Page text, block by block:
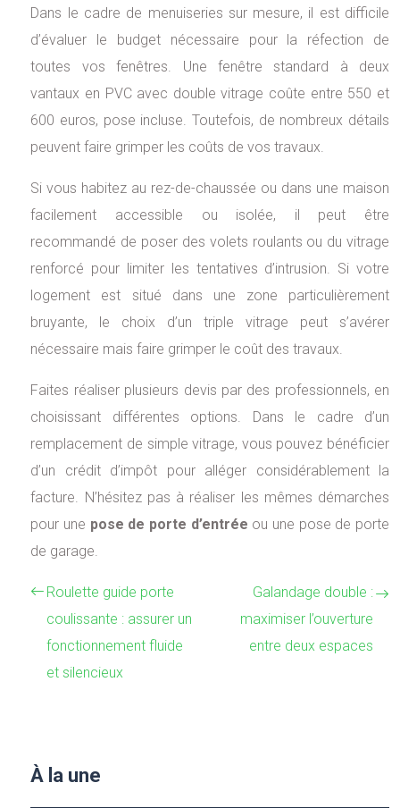
Dans le cadre de menuiseries sur mesure, il est difficile
d’évaluer le budget nécessaire pour la réfection de
toutes vos fenêtres. Une fenêtre standard à deux
vantaux en PVC avec double vitrage coûte entre 550 et
600 euros, pose incluse. Toutefois, de nombreux détails
peuvent faire grimper les coûts de vos travaux.
Si vous habitez au rez-de-chaussée ou dans une maison
facilement accessible ou isolée, il peut être
recommandé de poser des volets roulants ou du vitrage
renforcé pour limiter les tentatives d’intrusion. Si votre
logement est situé dans une zone particulièrement
bruyante, le choix d’un triple vitrage peut s’avérer
nécessaire mais faire grimper le coût des travaux.
Faites réaliser plusieurs devis par des professionnels, en
choisissant différentes options. Dans le cadre d’un
remplacement de simple vitrage, vous pouvez bénéficier
d’un crédit d’impôt pour alléger considérablement la
facture. N’hésitez pas à réaliser les mêmes démarches
pour une pose de porte d’entrée ou une pose de porte
de garage.
Roulette guide porte
coulissante : assurer un
fonctionnement fluide
et silencieux
Galandage double :
maximiser l’ouverture
entre deux espaces
À la une